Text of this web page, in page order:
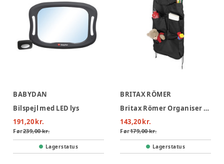
BABYDAN
Bilspejl med LED lys
191,20 kr.
Før239,00 kr.
Lagerstatus
BRITAX RÖMER
Britax Römer Organiser til bilen
143,20 kr.
Før179,00 kr.
Lagerstatus